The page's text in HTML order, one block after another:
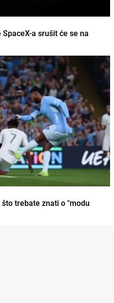
a srušit će se na
trebate znati o "modu